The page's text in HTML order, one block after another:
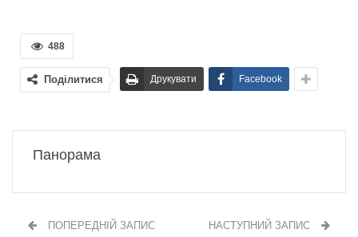
488
Поділитися Друкувати Facebook
Панорама
ПОПЕРЕДНІЙ ЗАПИС НАСТУПНИЙ ЗАПИС